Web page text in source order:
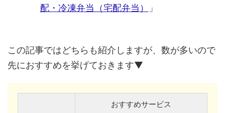
配・冷凍弁当（宅配弁当）
」
この記事ではどちらも紹介しますが、数が多いので
先におすすめを挙げておきます▼
おすすめサービス